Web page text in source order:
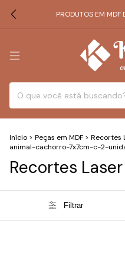
PRODUTOS EM MDF
Início > Peças em MDF > Recortes
animal-cachorro-7x7cm-c-2-
Recortes Laser
Filtrar